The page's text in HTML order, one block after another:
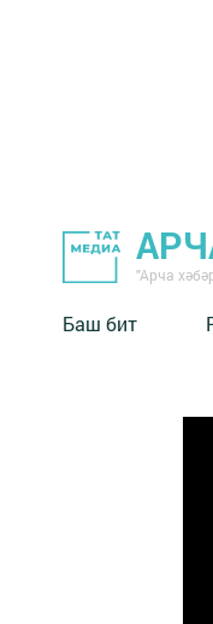
"Арча
Баш бит